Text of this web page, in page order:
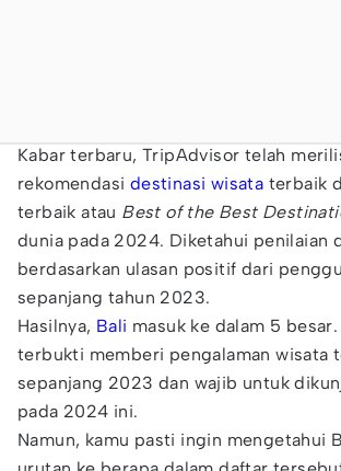
Kabar terbaru, TripAdvisor telah
rekomendasi destinasi wisata terbaik
terbaik atau Best of the Best
dunia pada 2024. Diketahui penilaian
berdasarkan ulasan positif dari
sepanjang tahun 2023.
Hasilnya, Bali masuk ke dalam 5
terbukti memberi pengalaman wisata
sepanjang 2023 dan wajib untuk
pada 2024 ini.
Namun, kamu pasti ingin mengetahui